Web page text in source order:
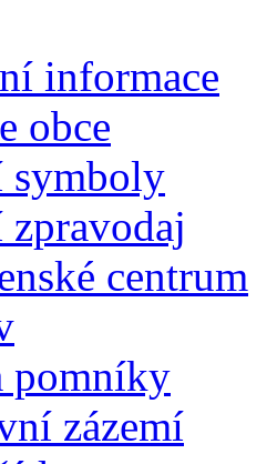
informace
obce
symboly
zpravodaj
centrum
pomníky
zázemí